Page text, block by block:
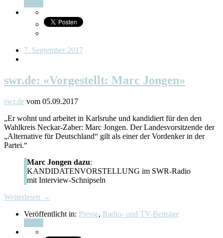
7. September 2017
swr.de: «Vorgestellt: Marc Jongen»
swr.de vom 05.09.2017
„Er wohnt und arbeitet in Karlsruhe und kandidiert für den den
Wahlkreis Neckar-Zaber: Marc Jongen. Der Landesvorsitzende der
„Alternative für Deutschland“ gilt als einer der Vordenker in der
Partei.“
Marc Jongen dazu:
KANDIDATENVORSTELLUNG im SWR-Radio
mit Interview-Schnipseln
Weiterlesen →
Veröffentlicht in: Presse, Radio- und TV-Beiträge